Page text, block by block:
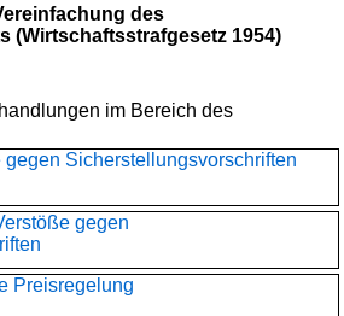
des
(Wirtschaftsstrafgesetz 1954)
im Bereich des
gegen Sicherstellungsvorschriften
gegen
Preisregelung